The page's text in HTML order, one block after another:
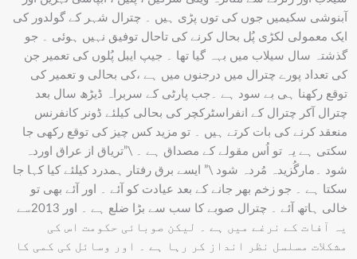
آبنوشی سکیمیں جوں کی توں پڑی ہیں ۔ چترال شہر کے گولدور کی
ایک معمولی لکڑی پُل بحال کرنے کی تاحال توفیق نہیں ہوئی ۔ جو
گذشتہ سال سیلاب میں بہہ گیا تھا ۔ جیپ ایبل پُلوں کی تعمیر جن
کی تعداد پورے چترال میں درجنوں میں ہے ،کی بحالی و تعمیر کی
توقع رکھنا ہی بے سود ہے ۔جب پارٹی کے سربراہ ڈیڑھ سال بعد
چترال آکر چترال کے انفراسٹرکچر کی بحالی کیلئے ڈونر کانفرنس
منعقد کرنے کی بات کرتے ہیں ۔ تو مزید کس چیز کی توقع رکھی جا
سکتی ہے یہ تو اُس مقولے کے مصداق ہے ۔ \”تریاق از عراق اوردہ
شود ۔مارگُزیدہ مُردہ شود \” ایسے برق رفتار ہمدرد کیلئے کیا کہا جا
سکتا ہے ۔ جو زخم بھر جانے کے بعد عیادت کو آئے ۔ اور آئے بھی تو
خالی ہاتھ آئے ۔ چترال صوبے کا سب سے بڑا ضلع ہے ۔ اور 2013سے
یہ آفات کے نرغے میں ہے ۔ لیکن صوبائی حکومت اس کی
مشکلات مسلسل نظر انداز کر رہا ہے ۔ اور وسائل کی کمی کا